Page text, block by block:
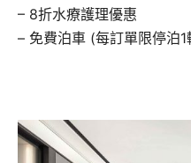
– 8折水療護理優惠
– 免費泊車 (每訂單限停泊1